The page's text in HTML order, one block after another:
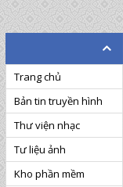
Trang chủ
Bản tin truyền hình
Thư viện nhạc
Tư liệu ảnh
Kho phần mềm